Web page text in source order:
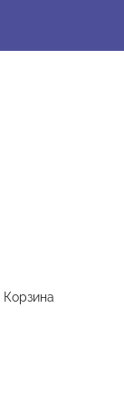
Корзина